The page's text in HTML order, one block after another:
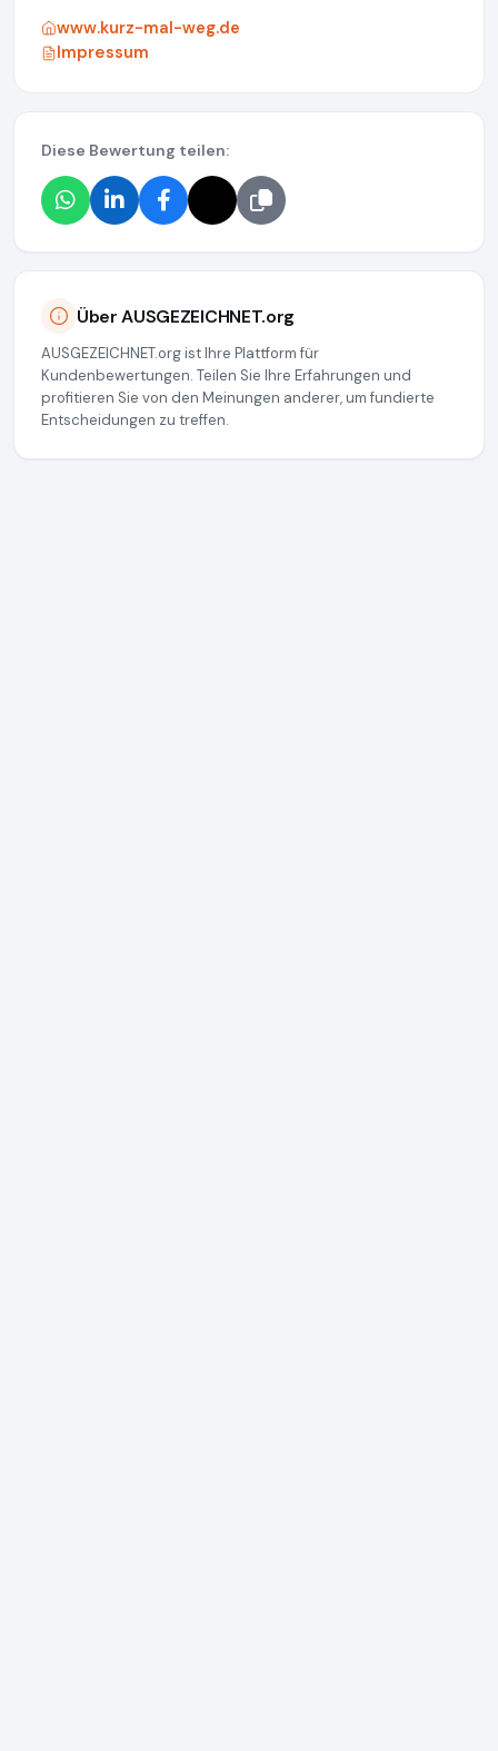
www.kurz-mal-weg.de
Impressum
Diese Bewertung teilen:
Über AUSGEZEICHNET.org
AUSGEZEICHNET.org ist Ihre Plattform für
Kundenbewertungen. Teilen Sie Ihre Erfahrungen und
profitieren Sie von den Meinungen anderer, um fundierte
Entscheidungen zu treffen.